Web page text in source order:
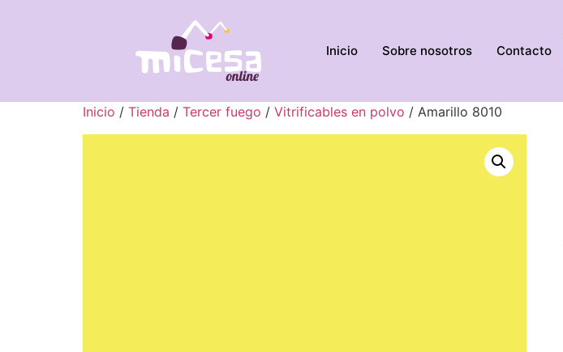
Inicio Sobre nosotros Contacto
Inicio / Tienda / Tercer fuego / Vitrificables en polvo / Amarillo 8010